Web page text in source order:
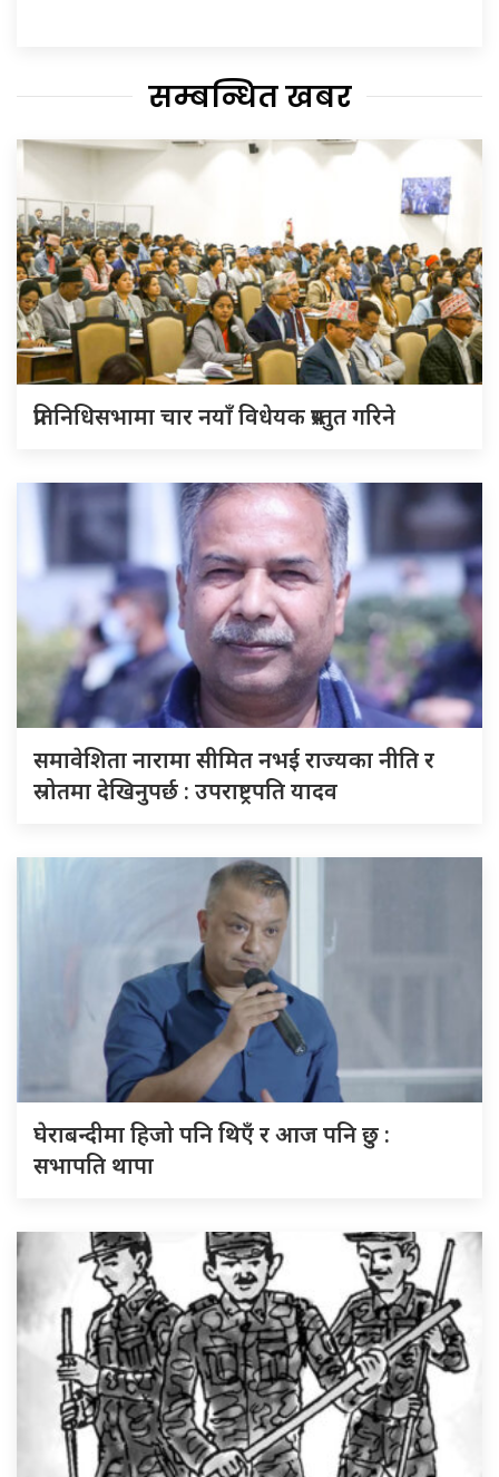
सम्बन्धित खबर
प्रतिनिधिसभामा चार नयाँ विधेयक प्रस्तुत गरिने
समावेशिता नारामा सीमित नभई राज्यका नीति र
स्रोतमा देखिनुपर्छ : उपराष्ट्रपति यादव
घेराबन्दीमा हिजो पनि थिएँ र आज पनि छु :
सभापति थापा